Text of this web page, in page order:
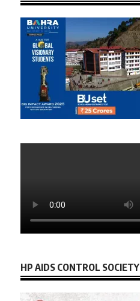
HP AIDS CONTROL SOCIETY